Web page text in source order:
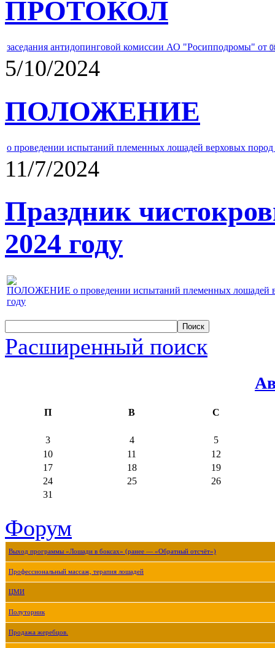
ПРОТОКОЛ
заседания антидопинговой комиссии АО "Росипподромы" от
5/10/2024
ПОЛОЖЕНИЕ
о проведении испытаний племенных лошадей верховых
11/7/2024
Праздник
2024 году
ПОЛОЖЕНИЕ о проведении испытаний племенных лошадей
году
Расширенный поиск
П В С
3 4
5
10
11
12
17
18
19
24
25
26
31
Форум
Выход программы «Лошади в боксах» (ранее — «Обратный отсчёт»)
Профессиональный массаж, терапия лошадей
ЦМИ
Полуторник
Продажа жеребцов.